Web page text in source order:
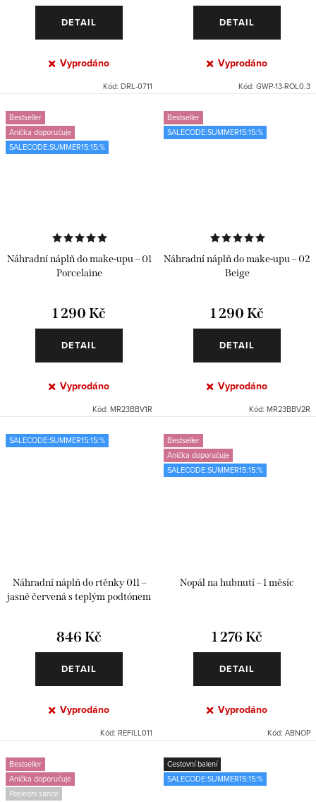
DETAIL
Vyprodáno
Kód: DRL-0711
DETAIL
Vyprodáno
Kód: GWP-13-ROL0.3
Bestseller
Anička doporučuje
SALECODE:SUMMER15:15:%
Náhradní náplň do make-upu – 01
Porcelaine
1 290 Kč
DETAIL
Vyprodáno
Kód: MR23BBV1R
Bestseller
SALECODE:SUMMER15:15:%
Náhradní náplň do make-upu – 02
Beige
1 290 Kč
DETAIL
Vyprodáno
Kód: MR23BBV2R
SALECODE:SUMMER15:15:%
Náhradní náplň do rtěnky 011 –
jasně červená s teplým podtónem
846 Kč
DETAIL
Vyprodáno
Kód: REFILL011
Bestseller
Anička doporučuje
SALECODE:SUMMER15:15:%
Nopál na hubnutí – 1 měsíc
1 276 Kč
DETAIL
Vyprodáno
Kód: ABNOP
Bestseller
Anička doporučuje
Poslední šance
Cestovní balení
SALECODE:SUMMER15:15:%